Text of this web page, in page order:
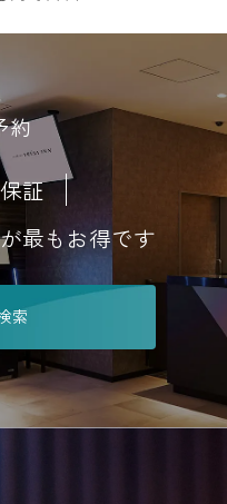
約
証
最もお得です
索